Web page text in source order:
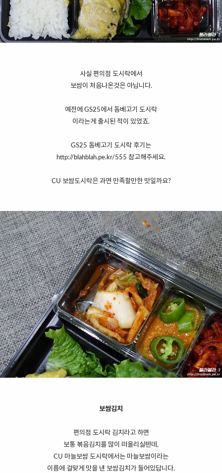
사실 편의점 도시락에서
보쌈이 처음나온것은 아닙니다.
예전에 GS25에서 돔베고기 도시락
이라는게 출시된 적이 있었죠.
GS25 돔베고기 도시락 후기는
http://blahblah.pe.kr/555 참고해주세요.
CU 보쌈도시락은 과연 만족할만한 맛일까요?
보쌈김치
편의점 도시락 김치라고 하면
보통 볶음김치를 많이 떠올리실텐데,
CU 마늘보쌈 도시락에서는 마늘보쌈이라는
이름에 걸맞게 맛을 낸 보쌈김치가 들어있답니다.